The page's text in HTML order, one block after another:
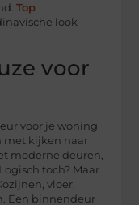
Top
look
voor
voor je woning
met kijken naar
moderne deuren,
toch? Maar
vloer,
Een binnendeur